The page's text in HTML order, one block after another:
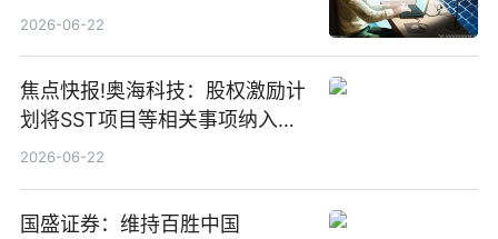
板新材料业务
2026-06-22
焦点快报!奥海科技：股权激励计
划将SST项目等相关事项纳入专
项业务发展考核指标
2026-06-22
国盛证券：维持百胜中国